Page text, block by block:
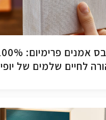
לחיים שלמים של יופי